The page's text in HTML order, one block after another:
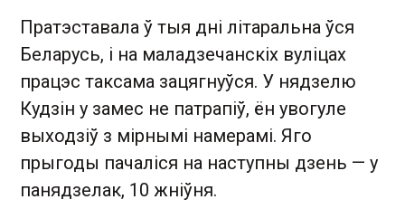
Пратэставала ў тыя дні літаральна ўся
Беларусь, і на маладзечанскіх вуліцах
працэс таксама зацягнуўся. У нядзелю
Кудзін у замес не патрапіў, ён увогуле
выходзіў з мірнымі намерамі. Яго
прыгоды пачаліся на наступны дзень — у
панядзелак, 10 жніўня.